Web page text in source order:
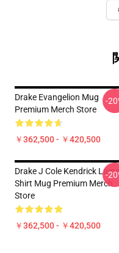
Drake Evangelion Mug
Premium Merch Store
￥362,500 - ￥420,500
-
Drake J Cole Kendrick
Shirt Mug Premium Merch
Store
￥362,500 - ￥420,500
-